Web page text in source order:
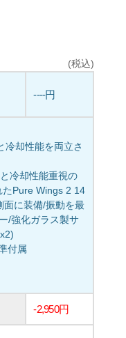
(税込)
----円
冷却性能を両立さ
冷却性能重視の
たPure Wings 2 14
面に装備/振動を最
/強化ガラス製サ
付属
-2,950円